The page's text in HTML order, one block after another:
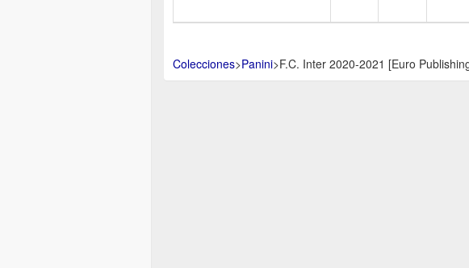
Colecciones>Panini>F.C. Inter 2020-2021 [Euro